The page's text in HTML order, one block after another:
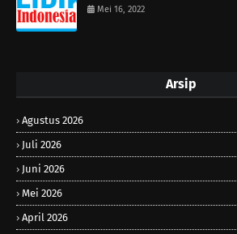
Mei 16, 2022
Arsip
Agustus 2026
Juli 2026
Juni 2026
Mei 2026
April 2026